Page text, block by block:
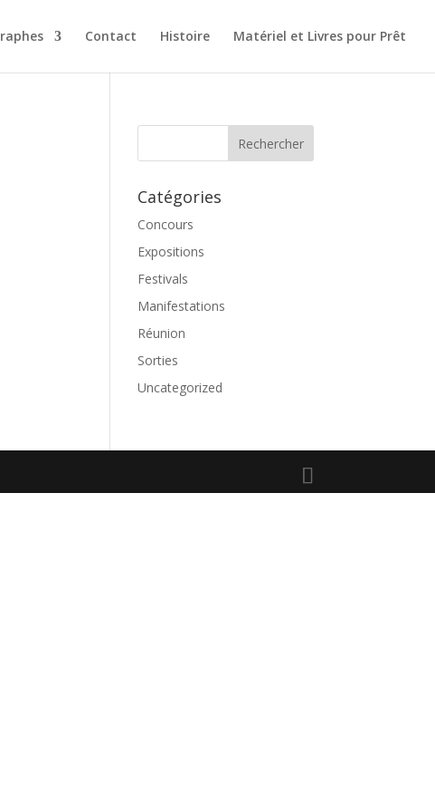
Contact Histoire Matériel et Livres pour Prêt
Catégories
Concours
Expositions
Festivals
Manifestations
Réunion
Sorties
Uncategorized